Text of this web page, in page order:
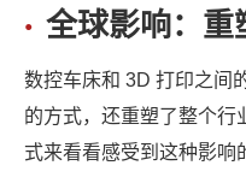
全球影响：
数控车床和 3D 打印之间
的方式，还重塑了整个行
式来看看感受到这种影响